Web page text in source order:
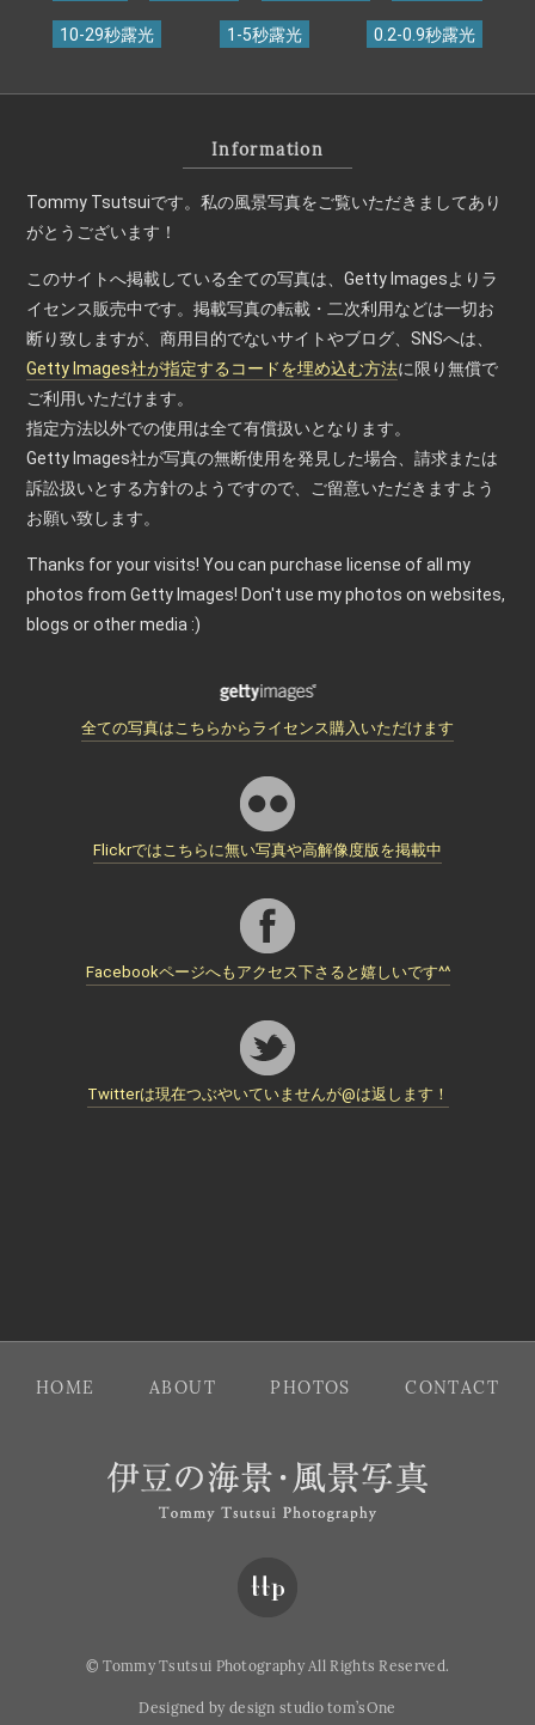
Information
Tommy Tsutsuiです。私の風景写真をご覧いただきましてあり
がとうございます！
このサイトへ掲載している全ての写真は、Getty Imagesよりラ
イセンス販売中です。掲載写真の転載・二次利用などは一切お
断り致しますが、商用目的でないサイトやブログ、SNSへは、
Getty Images社が指定するコードを埋め込む方法に限り無償で
ご利用いただけます。
指定方法以外での使用は全て有償扱いとなります。
Getty Images社が写真の無断使用を発見した場合、請求または
訴訟扱いとする方針のようですので、ご留意いただきますよう
お願い致します。
Thanks for your visits! You can purchase license of all my
photos from Getty Images! Don't use my photos on websites,
blogs or other media :)
全ての写真はこちらからライセンス購入いただけます
Flickrではこちらに無い写真や高解像度版を掲載中
Facebookページへもアクセス下さると嬉しいです^^
Twitterは現在つぶやいていませんが@は返します！
10-29秒露光 1-5秒露光 0.2-0.9秒露光
HOME ABOUT PHOTOS CONTACT
© Tommy Tsutsui Photography All Rights Reserved.
Designed by design studio tom’sOne